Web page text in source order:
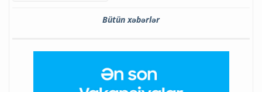
Bütün xəbərlər